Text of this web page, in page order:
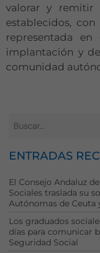
valorar y remitir
establecidos,
representada
implantación y
comunidad
ENTRADAS
El Consejo Andaluz
Sociales traslada su
Autónomas de Ceuta
Los graduados
días para comunicar
Seguridad Social